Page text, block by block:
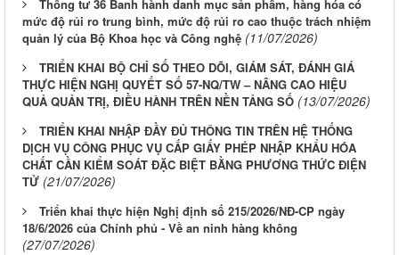
Thông tư 36 Banh hành danh mục sản phẩm, hàng hóa có
mức độ rủi ro trung bình, mức độ rủi ro cao thuộc trách nhiệm
quản lý của Bộ Khoa học và Công nghệ (11/07/2026)
TRIỂN KHAI BỘ CHỈ SỐ THEO DÕI, GIÁM SÁT, ĐÁNH GIÁ
THỰC HIỆN NGHỊ QUYẾT SỐ 57-NQ/TW – NÂNG CAO HIỆU
QUẢ QUẢN TRỊ, ĐIỀU HÀNH TRÊN NỀN TẢNG SỐ (13/07/2026)
TRIỂN KHAI NHẬP ĐẦY ĐỦ THÔNG TIN TRÊN HỆ THỐNG
DỊCH VỤ CÔNG PHỤC VỤ CẤP GIẤY PHÉP NHẬP KHẨU HÓA
CHẤT CẦN KIỂM SOÁT ĐẶC BIỆT BẰNG PHƯƠNG THỨC ĐIỆN
TỬ (21/07/2026)
Triển khai thực hiện Nghị định số 215/2026/NĐ-CP ngày
18/6/2026 của Chính phủ - Về an ninh hàng không
(27/07/2026)